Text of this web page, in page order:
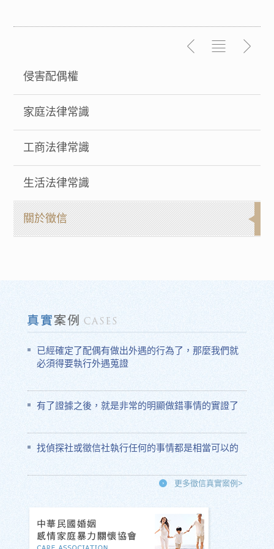
侵害配偶權
家庭法律常識
工商法律常識
生活法律常識
關於徵信
已經確定了配偶有做出外遇的行為了，那麼我們就
必須得要執行外遇蒐證
有了證據之後，就是非常的明顯做錯事情的實證了
找偵探社或徵信社執行任何的事情都是相當可以的
更多徵信真實案例>